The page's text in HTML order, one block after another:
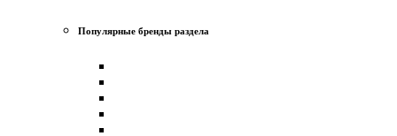
Популярные бренды раздела